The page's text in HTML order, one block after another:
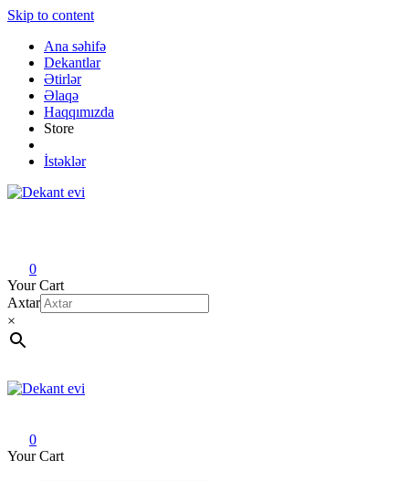
Skip to content
Ana səhifə
Dekantlar
Ətirlər
Əlaqə
Haqqımızda
Store
İstəklər
0
Your Cart
Axtar
×
0
Your Cart